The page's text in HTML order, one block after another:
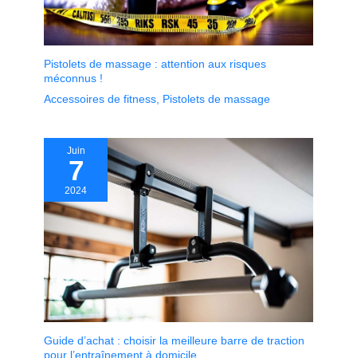
Pistolets de massage : attention aux risques
méconnus !
Accessoires de fitness Pistolets de massage
Juin
7
2024
Guide d’achat : choisir la meilleure barre de traction
pour l’entraînement à domicile